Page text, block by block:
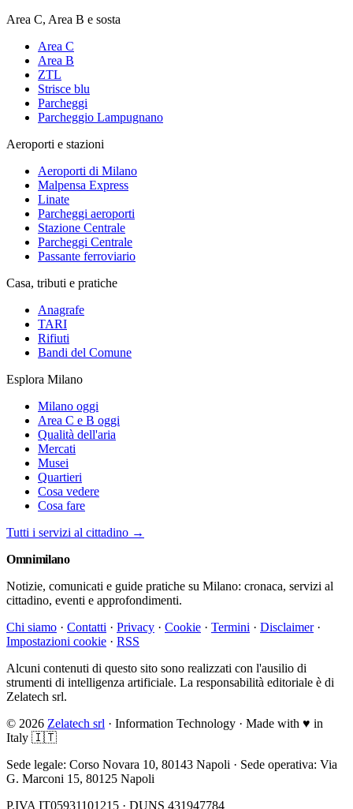
Area C, Area B e sosta
Area C
Area B
ZTL
Strisce blu
Parcheggi
Parcheggio Lampugnano
Aeroporti e stazioni
Aeroporti di Milano
Malpensa Express
Linate
Parcheggi aeroporti
Stazione Centrale
Parcheggi Centrale
Passante ferroviario
Casa, tributi e pratiche
Anagrafe
TARI
Rifiuti
Bandi del Comune
Esplora Milano
Milano oggi
Area C e B oggi
Qualità dell'aria
Mercati
Musei
Quartieri
Cosa vedere
Cosa fare
Tutti i servizi al cittadino →
Omnimilano
Notizie, comunicati e guide pratiche su Milano: cronaca, servizi al
cittadino, eventi e approfondimenti.
Chi siamo · Contatti · Privacy · Cookie · Termini · Disclaimer ·
Impostazioni cookie · RSS
Alcuni contenuti di questo sito sono realizzati con l'ausilio di
strumenti di intelligenza artificiale. La responsabilità editoriale è di
Zelatech srl.
© 2026 Zelatech srl · Information Technology · Made with ♥ in
Italy 🇮🇹
Sede legale: Corso Novara 10, 80143 Napoli · Sede operativa: Via
G. Marconi 15, 80125 Napoli
P.IVA IT05931101215 · DUNS 431947784